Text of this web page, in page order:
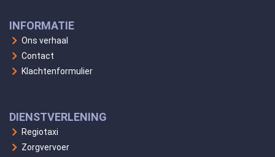
INFORMATIE
Ons verhaal
Contact
Klachtenformulier
DIENSTVERLENING
Regiotaxi
Zorgvervoer